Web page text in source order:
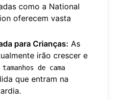
como a National
oferecem vasta
para Crianças: As
irão crescer e
tamanhos de cama
que entram na